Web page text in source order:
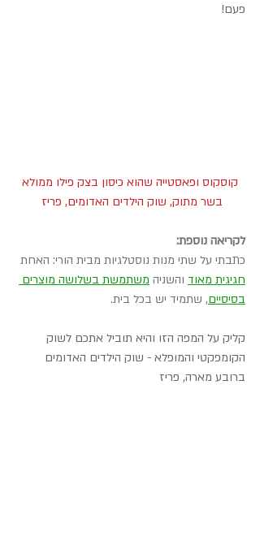
פעם!
קוסקוס ופאסטייה שהוא כיסון בצק פילו ממולא
בשר מתוק, שוק הילדים האדומים, פריז
לקריאה נוספת:
כתבתי על שתי מנות נוסטלגיות מבית הורי: האחת
חגיגית מאוד והשניה משתמשת בשלושה מוצרים
בסיסיים, שתמיד יש בכל בית.
קליק על המפה הזו והיא תוביל אתכם לשוק
הקומפקטי והמופלא - שוק הילדים האדומים
ברובע מארה, פריז